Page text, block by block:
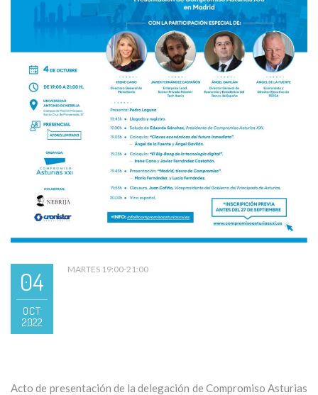
04
OCT
2022
MARTES 19:00-21:00
Acto de presentación de la delegación de Compromiso Asturias